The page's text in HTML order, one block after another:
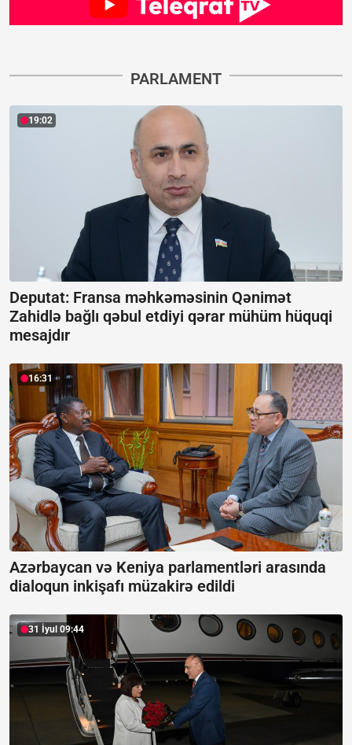
PARLAMENT
19:02
Deputat: Fransa məhkəməsinin Qənimət
Zahidlə bağlı qəbul etdiyi qərar mühüm hüquqi
mesajdır
16:31
Azərbaycan və Keniya parlamentləri arasında
dialoqun inkişafı müzakirə edildi
31 İyul 09:44